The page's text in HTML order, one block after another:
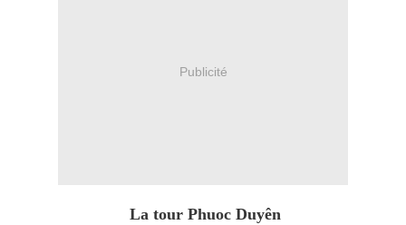
Publicité
La tour Phuoc Duyên